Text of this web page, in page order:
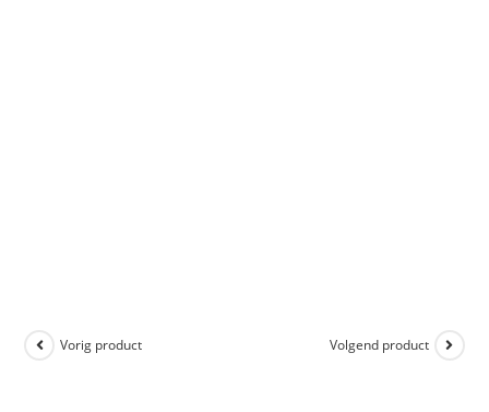
Vorig product Volgend product